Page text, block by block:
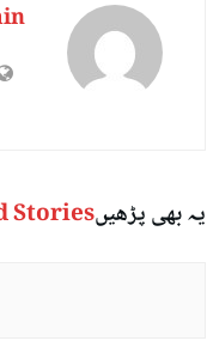
یہ بھی پڑھیںStories